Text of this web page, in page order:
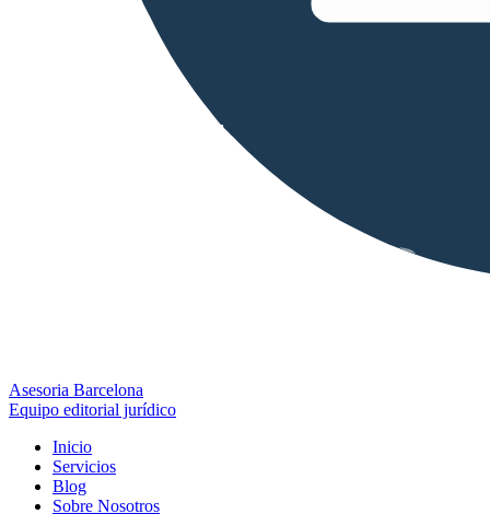
Asesoria Barcelona
Equipo editorial jurídico
Inicio
Servicios
Blog
Sobre Nosotros